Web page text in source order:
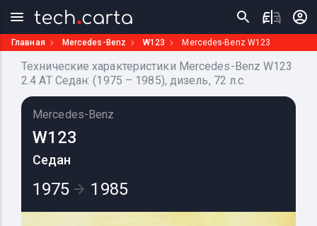
Главная Mercedes-Benz W123 Mercedes-Benz W123
Технические характеристики Mercedes-Benz W123
2.4 AT Седан: (1975 – 1985), дизель, 72 л.с.
Mercedes-Benz
W123
Седан
1975 1985